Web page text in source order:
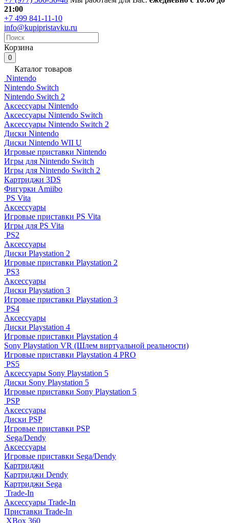
21:00
+7 499 841-11-10
info@kupipristavku.ru
Корзина
0
Каталог товаров
Nintendo
Nintendo Switch
Nintendo Switch 2
Аксессуары Nintendo
Аксессуары Nintendo Switch
Аксессуары Nintendo Switch 2
Диски Nintendo
Диски Nintendo WII U
Игровые приставки Nintendo
Игры для Nintendo Switch
Игры для Nintendo Switch 2
Картриджи 3DS
Фигурки Amiibo
PS Vita
Аксессуары
Игровые приставки PS Vita
Игры для PS Vita
PS2
Аксессуары
Диски Playstation 2
Игровые приставки Playstation 2
PS3
Аксессуары
Диски Playstation 3
Игровые приставки Playstation 3
PS4
Аксессуары
Диски Playstation 4
Игровые приставки Playstation 4
Sony Playstation VR (Шлем виртуальной реальности)
Игровые приставки Playstation 4 PRO
PS5
Аксессуары Sony Playstation 5
Диски Sony Playstation 5
Игровые приставки Sony Playstation 5
PSP
Аксессуары
Диски PSP
Игровые приставки PSP
Sega/Dendy
Аксессуары
Игровые приставки Sega/Dendy
Картриджи
Картриджи Dendy
Картриджи Sega
Trade-In
Аксессуары Trade-In
Приставки Trade-In
XBox 360